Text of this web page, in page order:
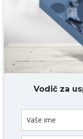
Vodič za